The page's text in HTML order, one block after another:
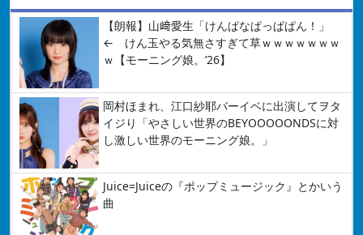
【朗報】山﨑愛生「けんぱなぱっぱぱん！」
← けん玉やる気無さすぎて草ｗｗｗｗｗｗｗ
ｗ【モーニング娘。’26】
岡村ほまれ、江口紗耶バーイベに出演してヲタ
イジり「やさしい世界のBEYOOOOONDSに対
し激しい世界のモーニング娘。」
Juice=Juiceの『ポップミュージック』とかいう
曲